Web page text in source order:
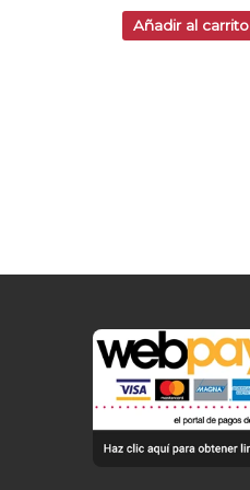
Añadir al carrito